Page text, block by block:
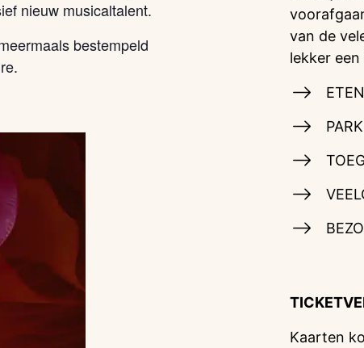
nieuw musicaltalent.
bestempeld
van de
lekker
Kaarten